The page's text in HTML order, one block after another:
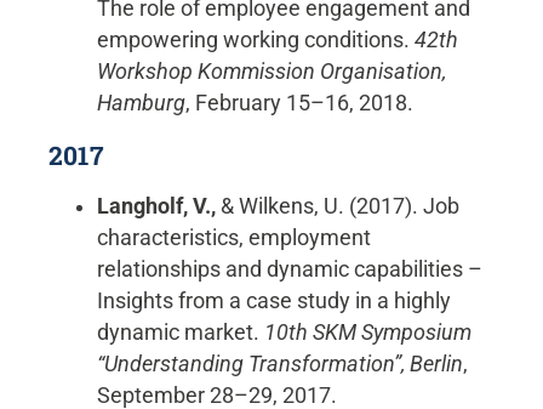
The role of employee engagement and
empowering working conditions. 42th
Workshop Kommission Organisation,
Hamburg, February 15–16, 2018.
2017
Langholf, V., & Wilkens, U. (2017). Job
characteristics, employment
relationships and dynamic capabilities –
Insights from a case study in a highly
dynamic market. 10th SKM Symposium
“Understanding Transformation”, Berlin,
September 28–29, 2017.